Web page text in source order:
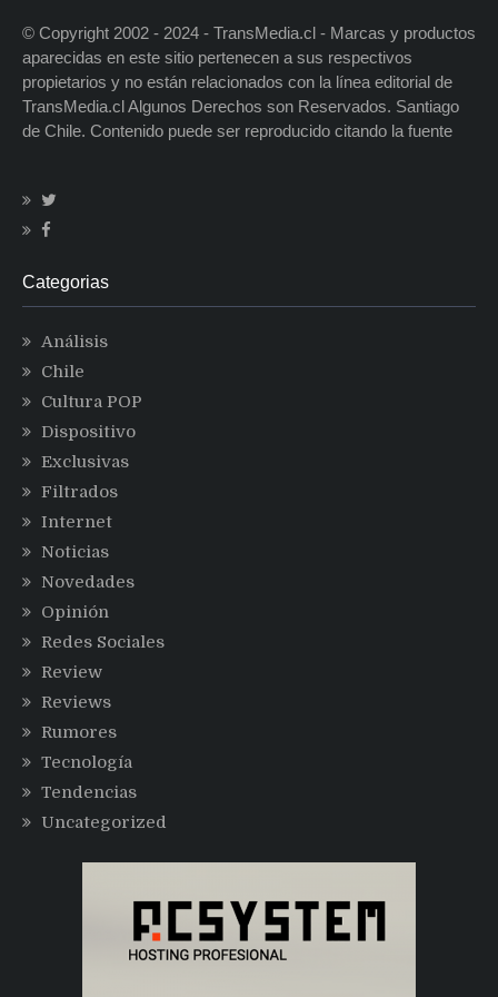
© Copyright 2002 - 2024 - TransMedia.cl - Marcas y productos
aparecidas en este sitio pertenecen a sus respectivos
propietarios y no están relacionados con la línea editorial de
TransMedia.cl Algunos Derechos son Reservados. Santiago
de Chile. Contenido puede ser reproducido citando la fuente
Categorias
Análisis
Chile
Cultura POP
Dispositivo
Exclusivas
Filtrados
Internet
Noticias
Novedades
Opinión
Redes Sociales
Review
Reviews
Rumores
Tecnología
Tendencias
Uncategorized